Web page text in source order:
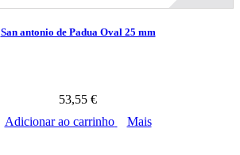
San antonio de Padua Oval 25 mm
53,55 €
Adicionar ao carrinho
Mais